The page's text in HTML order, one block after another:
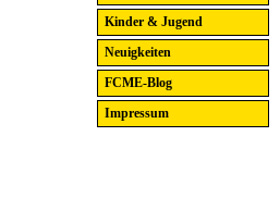
Kinder & Jugend
Neuigkeiten
FCME-Blog
Impressum